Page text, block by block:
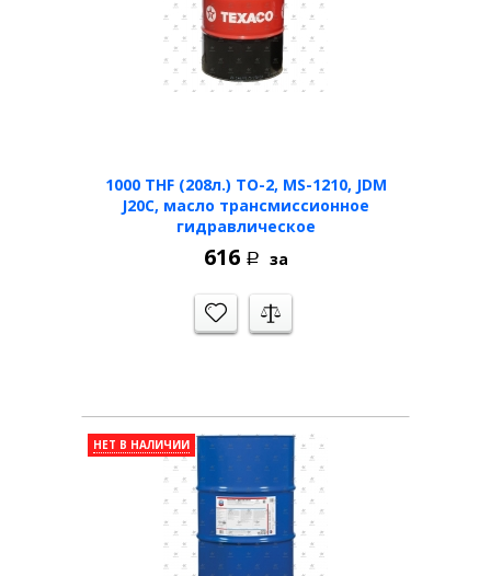
1000 THF (208л.) TO-2, MS-1210, JDM
J20C, масло трансмиссионное
гидравлическое
616 Р за
НЕТ В НАЛИЧИИ